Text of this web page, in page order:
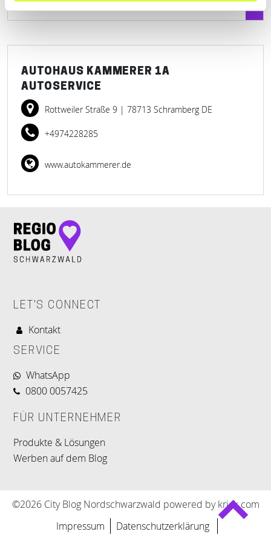
AUTOHAUS KAMMERER 1A
AUTOSERVICE
Rottweiler Straße 9 | 78713 Schramberg DE
+4974228285
www.autokammerer.de
LET'S CONNECT
Kontakt
SERVICE
WhatsApp
0800 0057425
FÜR UNTERNEHMER
Produkte & Lösungen
Werben auf dem Blog
©2026 City Blog Nordschwarzwald powered by krick.com
Impressum
Datenschutzerklärung